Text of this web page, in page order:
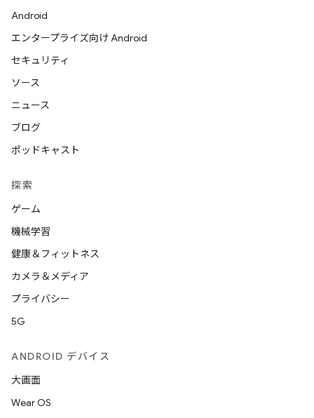
Android
エンタープライズ向け Android
セキュリティ
ソース
ニュース
ブログ
ポッドキャスト
探索
ゲーム
機械学習
健康＆フィットネス
カメラ＆メディア
プライバシー
5G
ANDROID デバイス
大画面
Wear OS